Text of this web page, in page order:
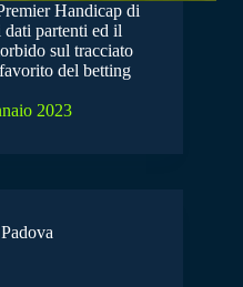
Handicap di
partenti ed il
sul tracciato
del betting
2023